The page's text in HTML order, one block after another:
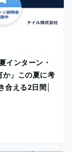
インターン・
か」この夏に考
える2日間│